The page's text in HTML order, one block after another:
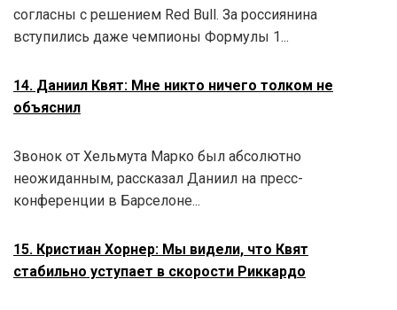
согласны с решением Red Bull. За россиянина
вступились даже чемпионы Формулы 1...
14. Даниил Квят: Мне никто ничего толком не
объяснил
Звонок от Хельмута Марко был абсолютно
неожиданным, рассказал Даниил на пресс-
конференции в Барселоне...
15. Кристиан Хорнер: Мы видели, что Квят
стабильно уступает в скорости Риккардо